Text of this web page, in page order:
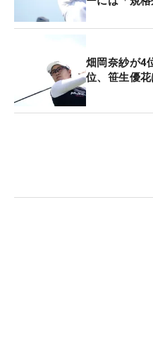
畑岡奈紗が4
位、笹生優